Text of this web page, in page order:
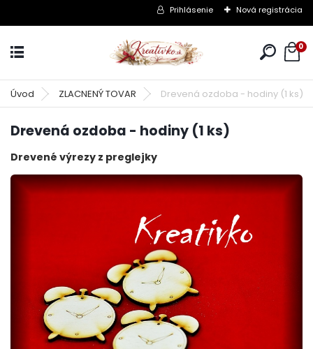
Prihlásenie Nová registrácia
0
Úvod ZLACNENÝ TOVAR Drevená ozdoba - hodiny (1 ks)
Drevená ozdoba - hodiny (1 ks)
Drevené výrezy z preglejky